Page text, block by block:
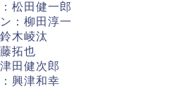
松田健一郎
：柳田淳一
木崚汰
拓也
田健次郎
興津和幸